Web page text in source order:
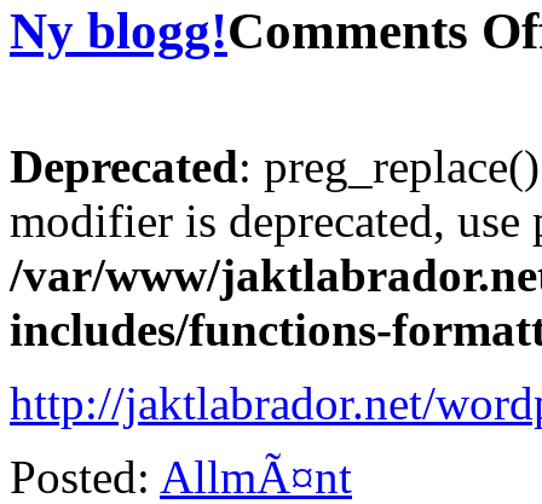
Ny blogg!Comments
Deprecated:
modifier is deprecated,
/var/www/
includes/functions-
http://jaktlabrador.net/
Posted: AllmÃ¤nt